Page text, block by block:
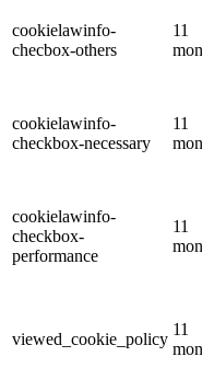
cookielawinfo-
checbox-others
11
cookielawinfo-
checkbox-necessary
11
cookielawinfo-
checkbox-
performance
11
viewed_cookie_policy
11